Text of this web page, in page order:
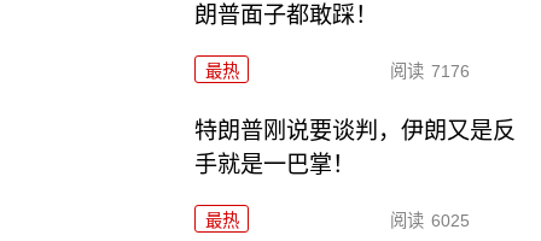
朗普面子都敢踩！
最热 阅读 7176
特朗普刚说要谈判，伊朗又是反
手就是一巴掌！
最热 阅读 6025